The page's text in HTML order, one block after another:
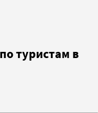
туристам в